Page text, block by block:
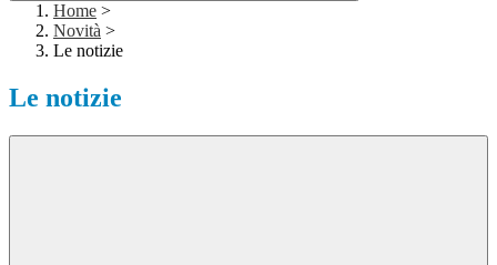
Home >
Novità >
Le notizie
Le notizie